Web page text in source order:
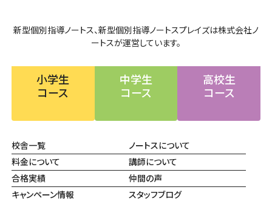
新型個別指導ノートス、新型個別指導ノートスプレイズは株式会社ノ
ートスが運営しています。
小学生
コース
中学生
コース
高校生
コース
校舎一覧
ノートスについて
料金について
講師について
合格実績
仲間の声
キャンペーン情報
スタッフブログ